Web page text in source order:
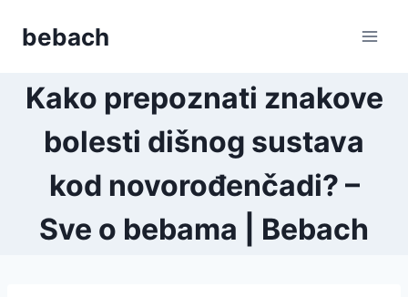
bebach
Kako prepoznati znakove
bolesti dišnog sustava
kod novorođenčadi? –
Sve o bebama | Bebach